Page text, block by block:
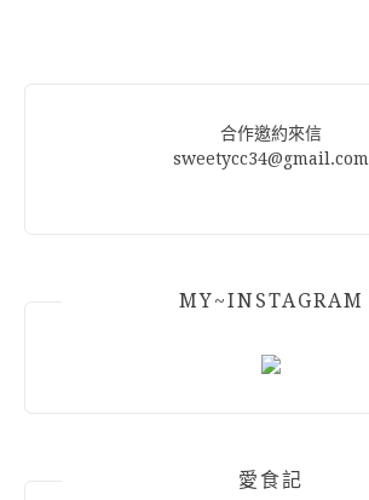
合作邀約來信
sweetycc34@gmail.com
MY~INSTAGRAM
愛食記